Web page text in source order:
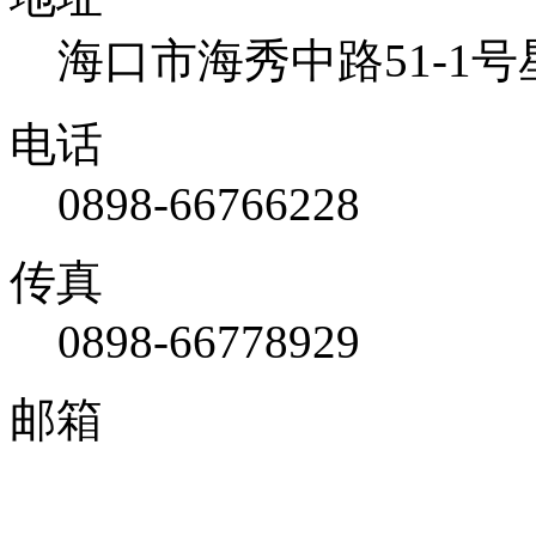
海口市海秀中路51-1号
电话
0898-66766228
传真
0898-66778929
邮箱